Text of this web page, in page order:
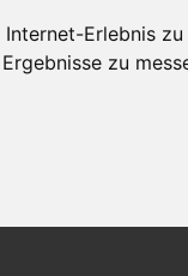
Erlebnis
zu